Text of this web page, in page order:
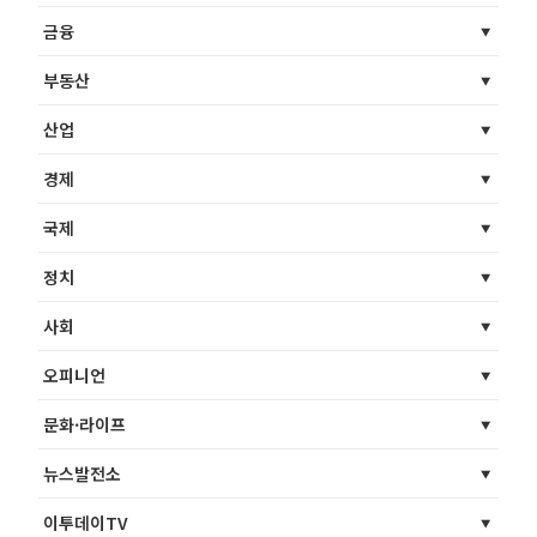
금융
부동산
산업
경제
국제
정치
사회
오피니언
문화·라이프
뉴스발전소
이투데이TV